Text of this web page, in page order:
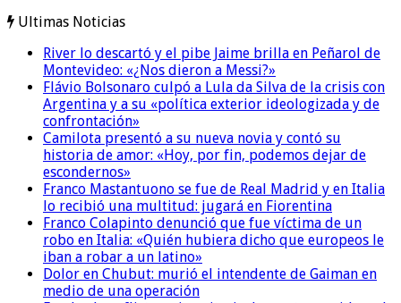
Ultimas Noticias
River lo descartó y el pibe Jaime brilla en Peñarol de
Montevideo: «¿Nos dieron a Messi?»
Flávio Bolsonaro culpó a Lula da Silva de la crisis con
Argentina y a su «política exterior ideologizada y de
confrontación»
Camilota presentó a su nueva novia y contó su
historia de amor: «Hoy, por fin, podemos dejar de
escondernos»
Franco Mastantuono se fue de Real Madrid y en Italia
lo recibió una multitud: jugará en Fiorentina
Franco Colapinto denunció que fue víctima de un
robo en Italia: «Quién hubiera dicho que europeos le
iban a robar a un latino»
Dolor en Chubut: murió el intendente de Gaiman en
medio de una operación